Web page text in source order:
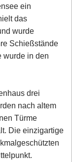
ein
das
wurde
Schießstände
wurde in den
drei
nach altem
Türme
Die einzigartige